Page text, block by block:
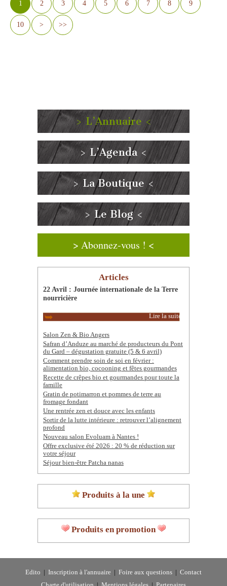
1 2 3 4 5 6 7 8 9
10 > >>
> L’Annuaire <
> L’Agenda <
> La Boutique <
> Le Blog <
> Abonnez-vous ! <
Articles
22 Avril : Journée internationale de la Terre
nourricière
Lire la suite
Salon Zen & Bio Angers
Safran d’Anduze au marché de producteurs du Pont
du Gard – dégustation gratuite (5 & 6 avril)
Comment prendre soin de soi en février :
alimentation bio, cocooning et fêtes gourmandes
Recette de crêpes bio et gourmandes pour toute la
famille
Gratin de potimarron et pommes de terre au
fromage fondant
Une rentrée zen et douce avec les enfants
Sortir de la lutte intérieure : retrouver l’alignement
profond
Nouveau salon Evoluam à Nantes !
Offre exclusive été 2026 : 20 % de réduction sur
votre séjour
Séjour bien-être Patcha nanas
Produits à la une
Produits en promotion
Edito Inscription à l'annuaire Foire aux questions
Contact